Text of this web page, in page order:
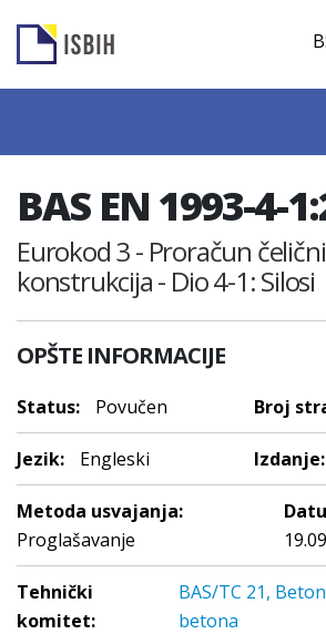
BAS EN 1993-4-
Eurokod 3 - Proračun
konstrukcija - Dio 4-1: Silosi
OPŠTE INFORMACIJE
Status: Povučen Broj
Jezik: Engleski Izdanje:
Metoda usvajanja:
Proglašavanje
Tehnički
komitet:
BAS/TC 21,
betona